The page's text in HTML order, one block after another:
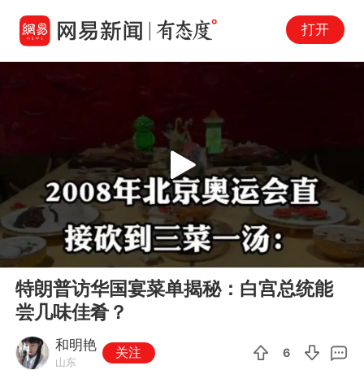
打开
00:00 03:55
Play
特朗普访华国宴菜单揭秘：白宫总统能
尝几味佳肴？
和明艳
山东
关注 6